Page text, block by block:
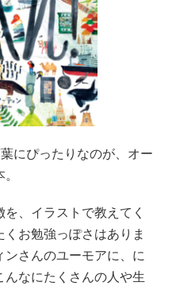
にぴったりなのが、オー
、イラストで教えてく
お勉強っぽさはありま
さんのユーモアに、に
なにたくさんの人や生